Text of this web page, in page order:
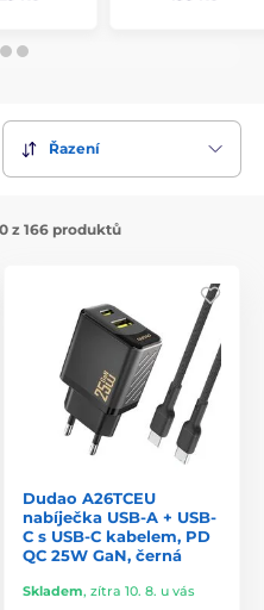
Řazení
z 166 produktů
Dudao A26TCEU
nabíječka USB-A + USB-
C s USB-C kabelem, PD
QC 25W GaN, černá
Skladem, zítra 10. 8. u vás